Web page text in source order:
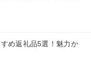
め返礼品5選！魅力か